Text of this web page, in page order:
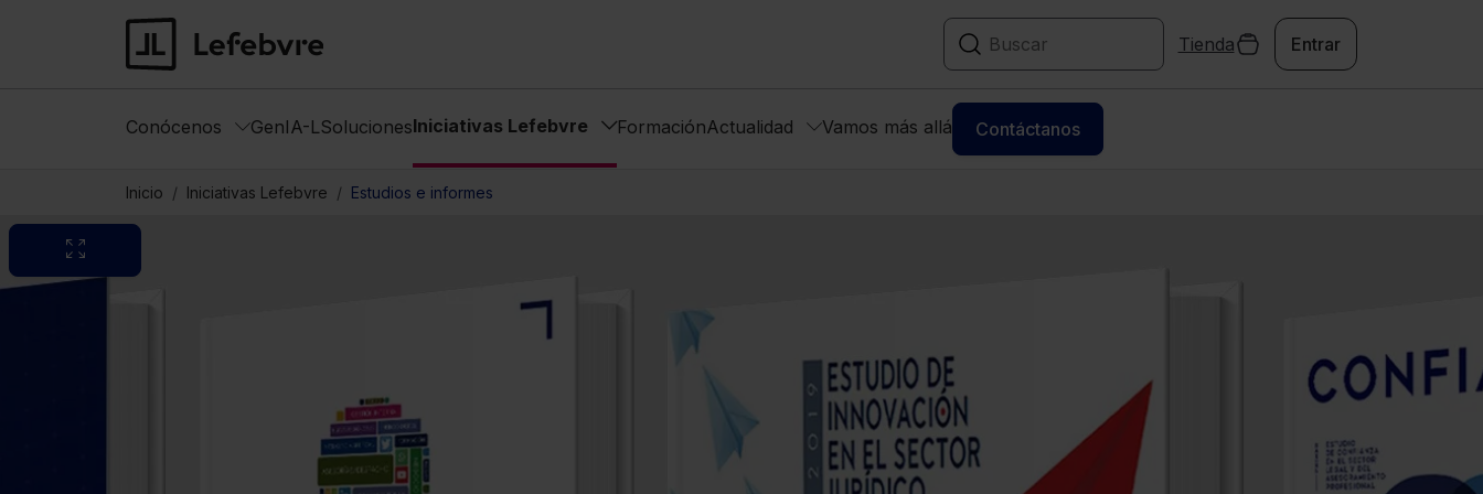
Tienda Entrar
Conócenos GenIA-LSolucionesIniciativas Lefebvre FormaciónActualidad Vamos más allá Contáctanos
Inicio Iniciativas Lefebvre Estudios e informes